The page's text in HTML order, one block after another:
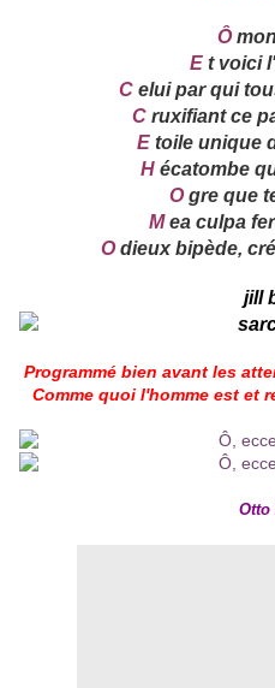
Ô
Et voici
Celui par qui
Cruxifiant ce
Etoile unique
H écatombe
Ogre que
Mea culpa
Odieux bipède,
jill
Programmé bien avant les
Comme quoi l'homme est et
Otto